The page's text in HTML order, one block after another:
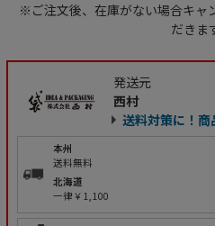
※ご注文後、在庫がない場合キャ
だきま
発送元
西村
送料対策に！商
本州
送料無料
北海道
一律￥1,100